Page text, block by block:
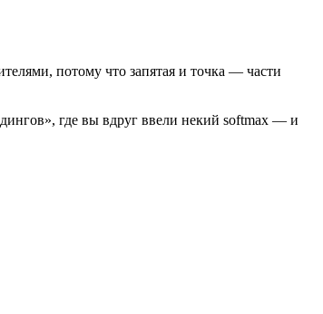
потому что запятая и точка — части
где вы вдруг ввели некий softmax — и